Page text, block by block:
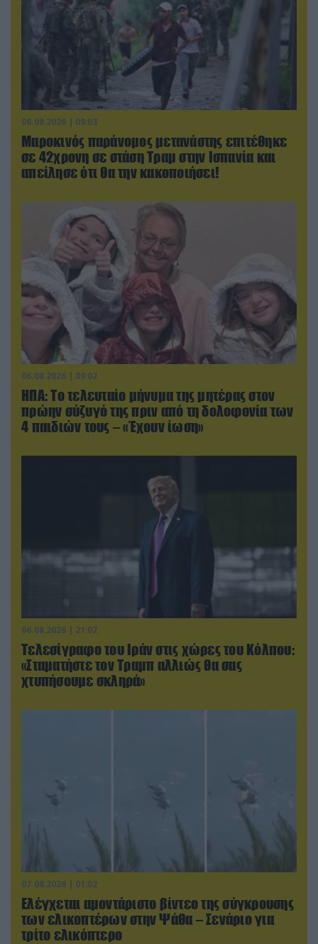
06.08.2026 | 09:03
Μαροκινός παράνομος μετανάστης επιτέθηκε
σε 42χρονη σε στάση Τραμ στην Ισπανία και
απείλησε ότι θα την κακοποιήσει!
06.08.2026 | 09:02
ΗΠΑ: Το τελευταίο μήνυμα της μητέρας στον
πρώην σύζυγό της πριν από τη δολοφονία των
4 παιδιών τους – «Έχουν ίωση»
06.08.2026 | 21:02
Τελεσίγραφο του Ιράν στις χώρες του Κόλπου:
«Σταματήστε τον Τραμπ αλλιώς θα σας
χτυπήσουμε σκληρά»
07.08.2026 | 01:02
Ελέγχεται αμοντάριστο βίντεο της σύγκρουσης
των ελικοπτέρων στην Ψάθα – Σενάριο για
τρίτο ελικόπτερο